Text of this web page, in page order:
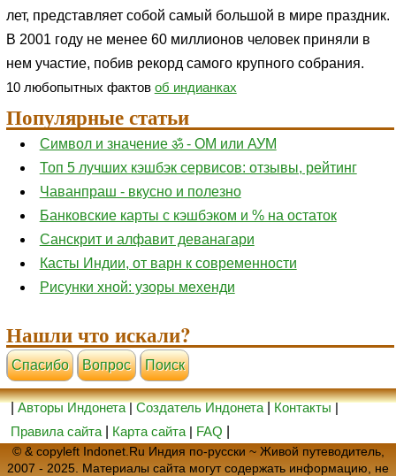
лет, представляет собой самый большой в мире праздник.
В 2001 году не менее 60 миллионов человек приняли в
нем участие, побив рекорд самого крупного собрания.
10 любопытных фактов об индианках
Популярные статьи
Символ и значение ॐ - ОМ или АУМ
Топ 5 лучших кэшбэк сервисов: отзывы, рейтинг
Чаванпраш - вкусно и полезно
Банковские карты с кэшбэком и % на остаток
Санскрит и алфавит деванагари
Касты Индии, от варн к современности
Рисунки хной: узоры мехенди
Нашли что искали?
Cпасибо Вопрос Поиск
|Авторы Индонета|Создатель Индонета|Контакты|
Правила сайта
Карта сайта | FAQ
© & copyleft Indonet.Ru Индия по-русски ~ Живой путеводитель,
2007 - 2025. Материалы сайта могут содержать информацию, не